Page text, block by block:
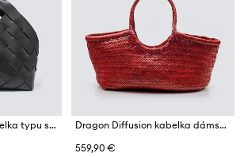
Dragon Diffusion kabelka typu shopper dámska kožená
Dragon Diffusion kabelka dámska kožená
559,90 €